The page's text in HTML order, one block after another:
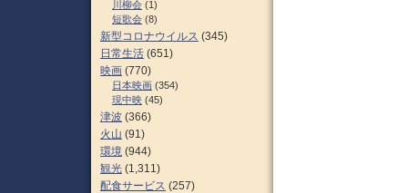
川柳会 (1)
短歌会 (8)
新型コロナウイルス (345)
日常生活 (651)
映画 (770)
日本映画 (354)
現中映 (45)
津波 (366)
火山 (91)
環境 (944)
観光 (1,311)
配食サービス (257)